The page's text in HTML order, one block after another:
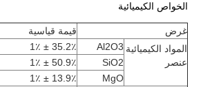
الخواص الكيميائية
غرض قيمة قياسية
المواد الكيميائية
عنصر
Al2O3
35.2٪ ± 1٪
SiO2
50.9٪ ± 1٪
MgO
13.9٪ ± 1٪